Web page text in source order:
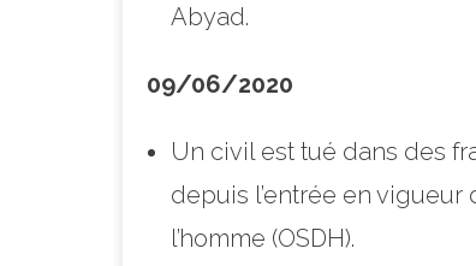
Abyad.
09/06/2020
Un civil est tué dans des
depuis l’entrée en
l’homme (OSDH).